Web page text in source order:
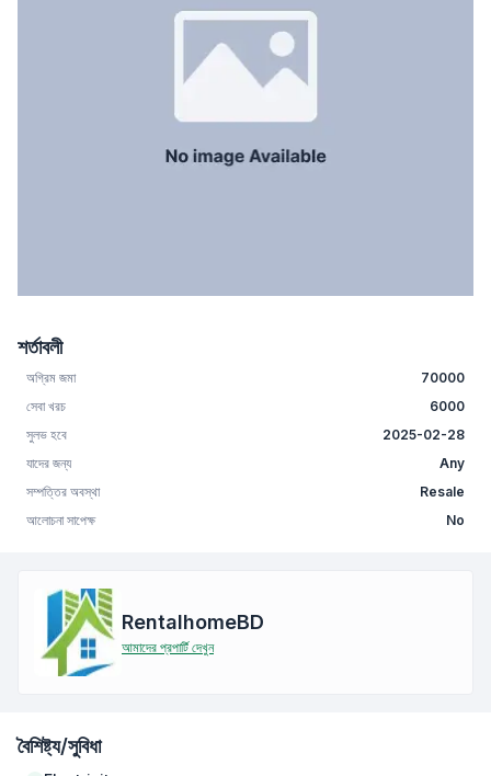
শর্তাবলী
অগ্রিম জমা
70000
সেবা খরচ
6000
সুলভ হবে
2025-02-28
যাদের জন্য
Any
সম্পত্তির অবস্থা
Resale
আলোচনা সাপেক্ষ
No
RentalhomeBD
আমাদের প্রপার্টি দেখুন
বৈশিষ্ট্য/সুবিধা